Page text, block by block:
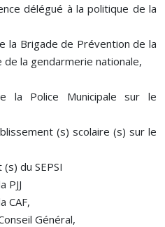
délégué à la politique de la
la Brigade de Prévention de la
de la gendarmerie nationale,
la Police Municipale sur le
(s) scolaire (s) sur le
du SEPSI
PJJ
CAF,
Général,